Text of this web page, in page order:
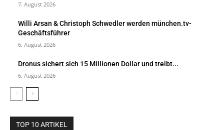
7. August 2026
Willi Arsan & Christoph Schwedler werden münchen.tv-
Geschäftsführer
6. August 2026
Dronus sichert sich 15 Millionen Dollar und treibt...
6. August 2026
TOP 10 ARTIKEL